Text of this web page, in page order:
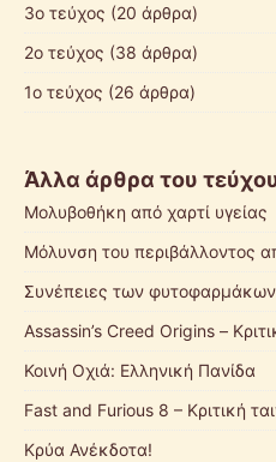
3ο τεύχος (20 άρθρα)
2ο τεύχος (38 άρθρα)
1ο τεύχος (26 άρθρα)
Άλλα άρθρα του
Μολυβοθήκη από χαρτί υγείας
Μόλυνση του περιβάλλοντος
Συνέπειες των
Assassin’s Creed Origins –
Κοινή Οχιά: Ελληνική Πανίδα
Fast and Furious 8 – Κριτική
Κρύα Ανέκδοτα!